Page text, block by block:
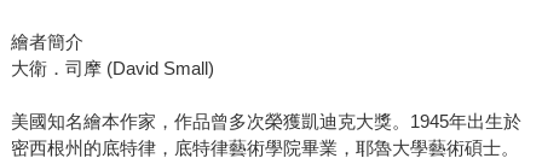
繪者簡介
大衛．司摩 (David Small)
美國知名繪本作家，作品曾多次榮獲凱迪克大獎。1945年出生於
密西根州的底特律，底特律藝術學院畢業，耶魯大學藝術碩士。